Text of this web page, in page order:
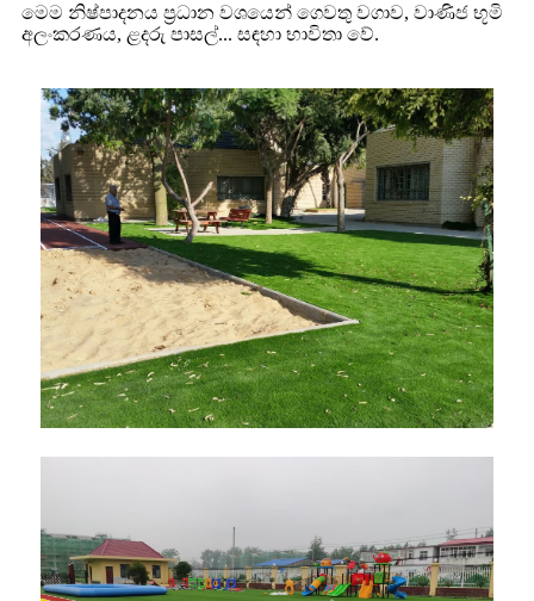
මෙම නිෂ්පාදනය ප්‍රධාන වශයෙන් ගෙවතු වගාව, වාණිජ භූමි
අලංකරණය, ළදරු පාසල්... සඳහා භාවිතා වේ.